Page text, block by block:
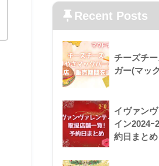
Recent Posts
チーズチ
ガー(マッ
イヴァン
イン2024ｰ
約日まとめ